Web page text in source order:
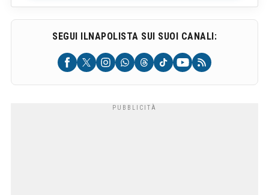
SEGUI ILNAPOLISTA SUI SUOI CANALI: